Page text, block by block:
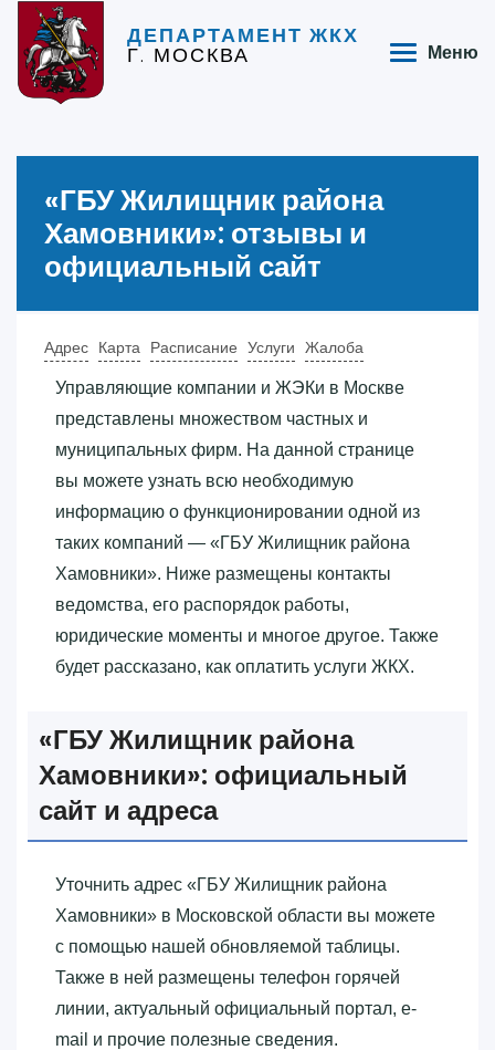
ДЕПАРТАМЕНТ ЖКХ
Г. МОСКВА Меню
«‎ГБУ Жилищник района
Хамовники»‎: отзывы и
официальный сайт
Адрес Карта Расписание Услуги Жалоба
Управляющие компании и ЖЭКи в Москве
представлены множеством частных и
муниципальных фирм. На данной странице
вы можете узнать всю необходимую
информацию о функционировании одной из
таких компаний — «‎ГБУ Жилищник района
Хамовники»‎. Ниже размещены контакты
ведомства, его распорядок работы,
юридические моменты и многое другое. Также
будет рассказано, как оплатить услуги ЖКХ.
«‎ГБУ Жилищник района
Хамовники»‎: официальный
сайт и адреса
Уточнить адрес «‎ГБУ Жилищник района
Хамовники»‎ в Московской области вы можете
с помощью нашей обновляемой таблицы.
Также в ней размещены телефон горячей
линии, актуальный официальный портал, e-
mail и прочие полезные сведения.